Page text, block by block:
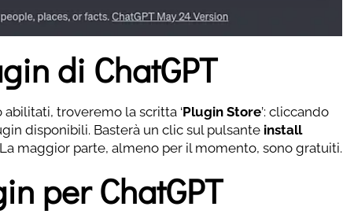
di ChatGPT
troveremo la scritta ‘Plugin Store’: cliccando
disponibili. Basterà un clic sul pulsante install
maggior parte, almeno per il momento, sono gratuiti.
per ChatGPT